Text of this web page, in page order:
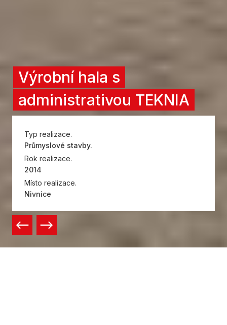
Výrobní hala s
administrativou TEKNIA
Typ realizace.
Průmyslové stavby.
Rok realizace.
2014
Místo realizace.
Nivnice